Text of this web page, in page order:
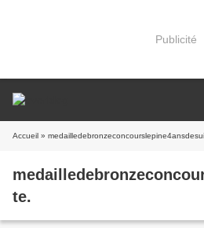
Publicité
Accueil »
te.